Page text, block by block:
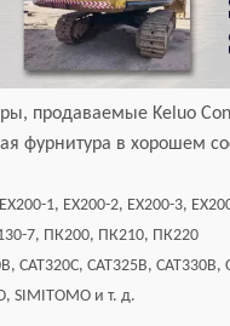
продаваемые Keluo
фурнитура в хорошем
1, EX200-2, EX200-3,
7, ПК200, ПК210, ПК220
CAT320C, CAT325B, CAT330B,
SIMITOMO и т. д.